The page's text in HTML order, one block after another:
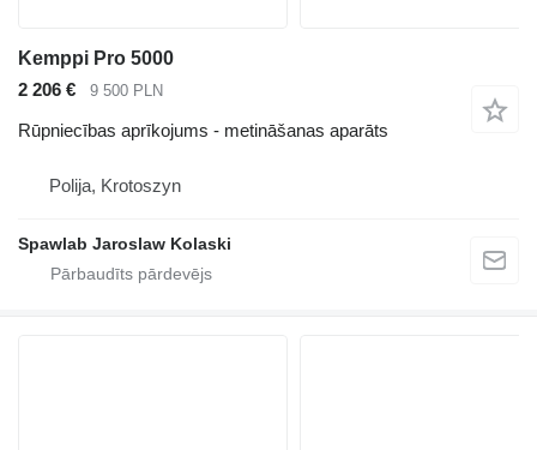
Kemppi Pro 5000
2 206 €
9 500 PLN
Rūpniecības aprīkojums - metināšanas aparāts
Polija, Krotoszyn
Spawlab Jaroslaw Kolaski